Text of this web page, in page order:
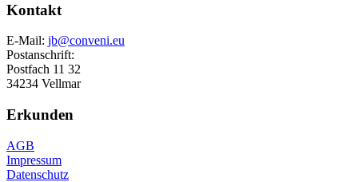
Kontakt
E-Mail: jb@conveni.eu
Postanschrift:
Postfach 11 32
34234 Vellmar
Erkunden
AGB
Impressum
Datenschutz